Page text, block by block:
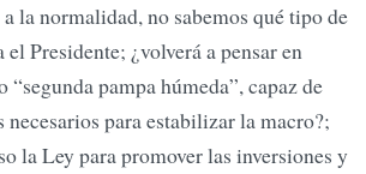
la normalidad, no sabemos qué tipo de
Presidente; ¿volverá a pensar en
“segunda pampa húmeda”, capaz de
necesarios para estabilizar la macro?;
la Ley para promover las inversiones y